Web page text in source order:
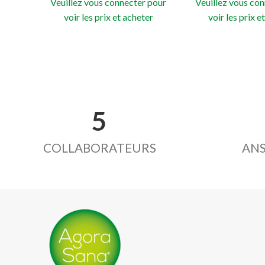
Veuillez vous connecter pour
voir les prix et acheter
Veuillez vous
voir les prix
5
COLLABORATEURS